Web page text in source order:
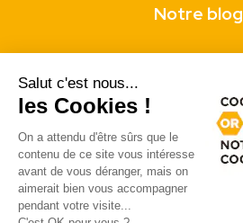
Notre blog
Contact
Salut c'est nous...
les Cookies !
On a attendu d'être sûrs que le
contenu de ce site vous intéresse
avant de vous déranger, mais on
aimerait bien vous accompagner
pendant votre visite...